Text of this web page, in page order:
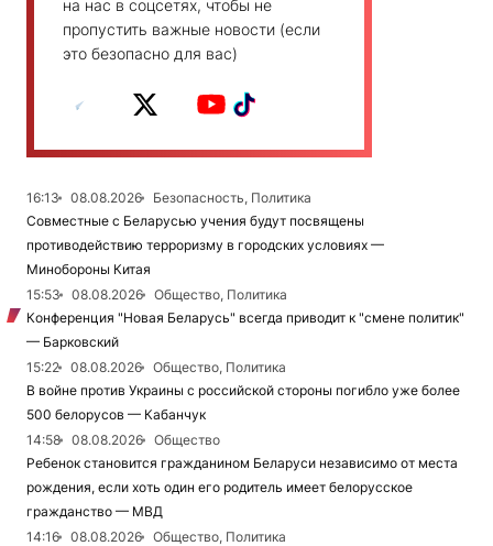
на нас в соцсетях, чтобы не
пропустить важные новости (если
это безопасно для вас)
16:13 08.08.2026
Безопасность, Политика
Совместные с Беларусью учения будут посвящены
противодействию терроризму в городских условиях —
Минобороны Китая
15:53
08.08.2026
Общество, Политика
Конференция "Новая Беларусь" всегда приводит к "смене политик"
— Барковский
15:22
08.08.2026
Общество, Политика
В войне против Украины с российской стороны погибло уже более
500 белорусов — Кабанчук
14:58
08.08.2026
Общество
Ребенок становится гражданином Беларуси независимо от места
рождения, если хоть один его родитель имеет белорусское
гражданство — МВД
14:16
08.08.2026
Общество, Политика